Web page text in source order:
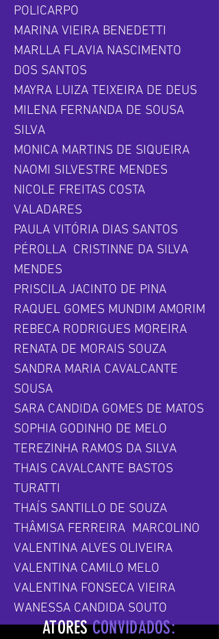
POLICARPO
MARINA VIEIRA BENEDETTI
MARLLA FLAVIA NASCIMENTO
DOS SANTOS
MAYRA LUIZA TEIXEIRA DE DEUS
MILENA FERNANDA DE SOUSA
SILVA
MONICA MARTINS DE SIQUEIRA
NAOMI SILVESTRE MENDES
NICOLE FREITAS COSTA
VALADARES
PAULA VITÓRIA DIAS SANTOS
PÉROLLA CRISTINNE DA SILVA
MENDES
PRISCILA JACINTO DE PINA
RAQUEL GOMES MUNDIM AMORIM
REBECA RODRIGUES MOREIRA
RENATA DE MORAIS SOUZA
SANDRA MARIA CAVALCANTE
SOUSA
SARA CANDIDA GOMES DE MATOS
SOPHIA GODINHO DE MELO
TEREZINHA RAMOS DA SILVA
THAIS CAVALCANTE BASTOS
TURATTI
THAÍS SANTILLO DE SOUZA
THÂMISA FERREIRA MARCOLINO
VALENTINA ALVES OLIVEIRA
VALENTINA CAMILO MELO
VALENTINA FONSECA VIEIRA
WANESSA CANDIDA SOUTO
ATORESCONVIDADOS: